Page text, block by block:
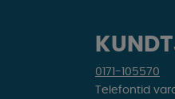
0171-105570
Telefontid